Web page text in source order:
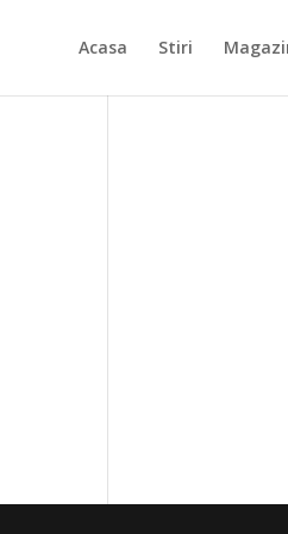
Acasa Stiri